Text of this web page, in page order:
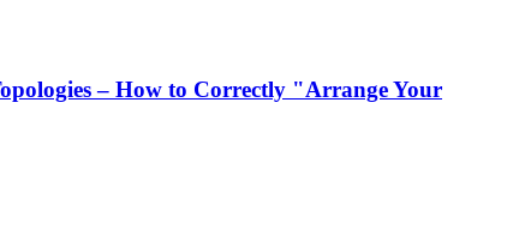
– How to Correctly "Arrange Your